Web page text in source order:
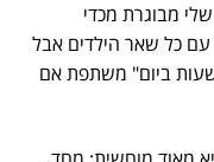
מבוגרת מכדי
עם כל שאר הילדים אבל
ביום" משתפת אם